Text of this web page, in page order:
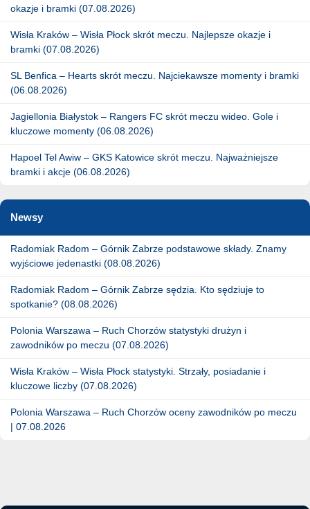
okazje i bramki (07.08.2026)
Wisła Kraków – Wisła Płock skrót meczu. Najlepsze okazje i
bramki (07.08.2026)
SL Benfica – Hearts skrót meczu. Najciekawsze momenty i bramki
(06.08.2026)
Jagiellonia Białystok – Rangers FC skrót meczu wideo. Gole i
kluczowe momenty (06.08.2026)
Hapoel Tel Awiw – GKS Katowice skrót meczu. Najważniejsze
bramki i akcje (06.08.2026)
Newsy
Radomiak Radom – Górnik Zabrze podstawowe składy. Znamy
wyjściowe jedenastki (08.08.2026)
Radomiak Radom – Górnik Zabrze sędzia. Kto sędziuje to
spotkanie? (08.08.2026)
Polonia Warszawa – Ruch Chorzów statystyki drużyn i
zawodników po meczu (07.08.2026)
Wisła Kraków – Wisła Płock statystyki. Strzały, posiadanie i
kluczowe liczby (07.08.2026)
Polonia Warszawa – Ruch Chorzów oceny zawodników po meczu
| 07.08.2026